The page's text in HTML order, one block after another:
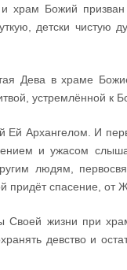
храм Божий
детски чистую
Дева в храме
устремлённой к
Архангелом. И
и ужасом
людям,
придёт спасение,
жизни при
девство и